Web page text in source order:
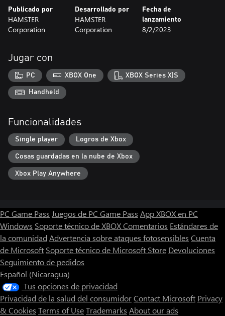
Publicado por
HAMSTER
Corporation
Desarrollado por
HAMSTER
Corporation
Fecha de
lanzamiento
8/2/2023
Jugar con
PC XBOX One XBOX Series X|S
Handheld
Funcionalidades
Single player Logros de Xbox
Cosas guardadas en la nube de Xbox
Xbox Play Anywhere
PC Game Pass Juegos de PC Game Pass App XBOX en PC
Windows Soporte técnico de XBOXComentarios Estándares de
la comunidad Advertencia sobre ataques fotosensibles Cuenta
de Microsoft Soporte técnico de Microsoft Store Devoluciones
Seguimiento de pedidos
Español (Nicaragua)
Tus opciones de privacidad
Privacidad de la salud del consumidorContact Microsoft Privacy
& Cookies Terms of UseTrademarks About our ads